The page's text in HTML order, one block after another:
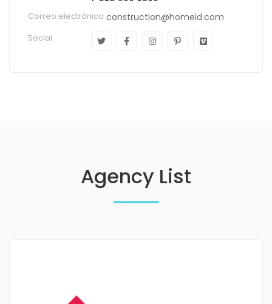
Correo electrónico construction@homeid.com
Social
Agency List